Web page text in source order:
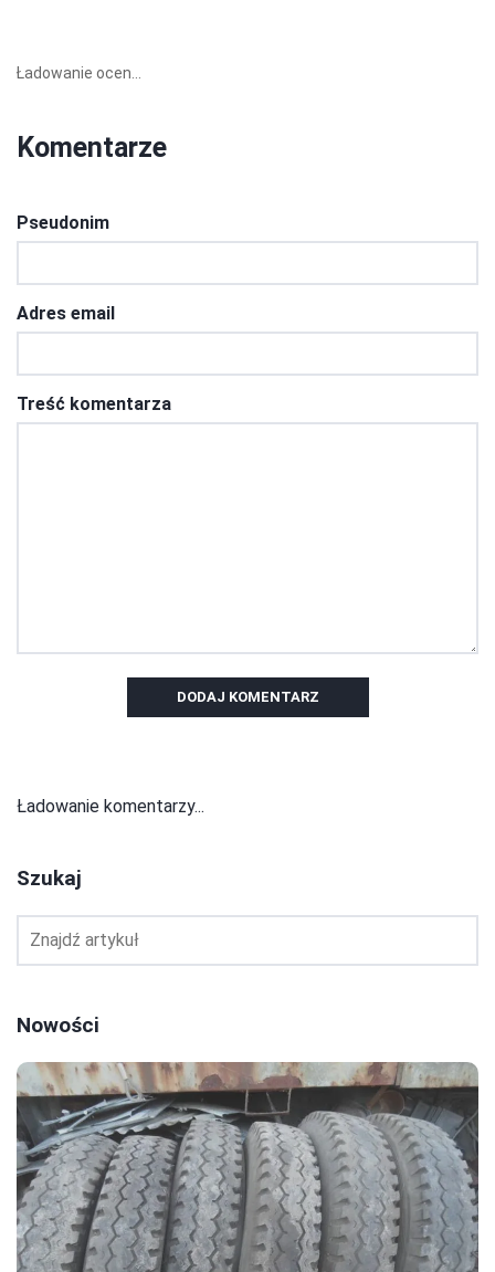
Ładowanie ocen...
Komentarze
Pseudonim
Adres email
Treść komentarza
DODAJ KOMENTARZ
Ładowanie komentarzy...
Szukaj
Nowości